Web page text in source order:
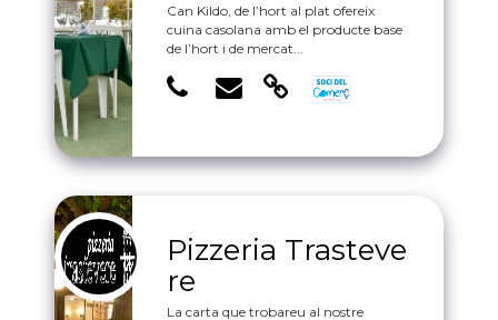
Can Kildo, de l’hort al plat ofereix
cuina casolana amb el producte base
de l’hort i de mercat...
Pizzeria Trasteve
re
La carta que trobareu al nostre